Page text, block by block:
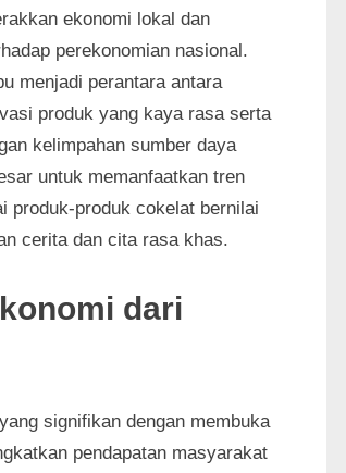
ekonomi lokal dan
perekonomian nasional.
menjadi perantara antara
produk yang kaya rasa serta
kelimpahan sumber daya
untuk memanfaatkan tren
produk-produk cokelat bernilai
cerita dan cita rasa khas.
dari
signifikan dengan membuka
pendapatan masyarakat